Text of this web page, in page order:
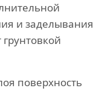
и заделывания
поверхность